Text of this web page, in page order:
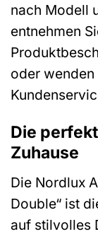
nach Modell
entnehmen
oder wenden
Die
Zuhause
Die Nordlux
Double“ ist
auf stilvolles